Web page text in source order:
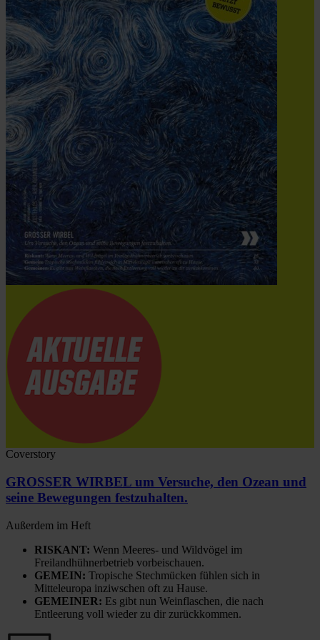
Coverstory
GROSSER WIRBEL um Versuche, den Ozean und
seine Bewegungen festzuhalten.
Außerdem im Heft
RISKANT: Wenn Meeres- und Wildvögel im
Freilandhühnerbetrieb vorbeischauen.
GEMEIN: Tropische Stechmücken fühlen sich in
Mitteleuropa inziwschen oft zu Hause.
GEMEINER: Es gibt nun Weinflaschen, die nach
Entleerung voll wieder zu dir zurückkommen.